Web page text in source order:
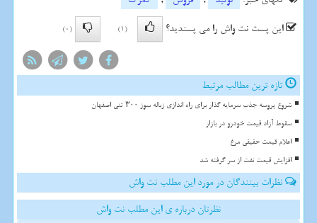
این پست نت واش را می پسندید؟
(1)
(0)
تازه ترین مطالب مرتبط
شروع پروسه جذب سرمایه گذار برای راه اندازی زباله سوز ۳۰۰ تنی اصفهان
سقوط آزاد قیمت خودرو در بازار
اعلام قیمت حقیقی مرغ
افزایش قیمت نفت از سر گرفته شد
نظرات بینندگان در مورد این مطلب نت واش
نظرتان درباره ی این مطلب نت واش